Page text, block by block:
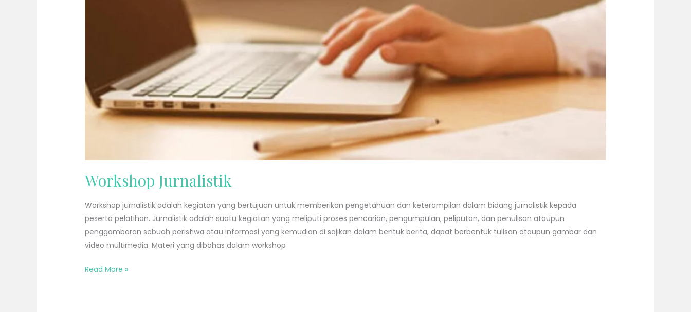
Workshop Jurnalistik
Workshop jurnalistik adalah kegiatan yang bertujuan untuk memberikan pengetahuan dan keterampilan dalam bidang jurnalistik kepada
peserta pelatihan. Jurnalistik adalah suatu kegiatan yang meliputi proses pencarian, pengumpulan, peliputan, dan penulisan ataupun
penggambaran sebuah peristiwa atau informasi yang kemudian di sajikan dalam bentuk berita, dapat berbentuk tulisan ataupun gambar dan
video multimedia. Materi yang dibahas dalam workshop
Read More »